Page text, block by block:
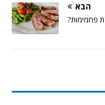
הבא
פחמימות?